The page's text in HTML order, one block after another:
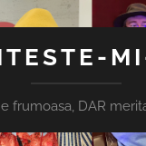
frumoasa, DAR